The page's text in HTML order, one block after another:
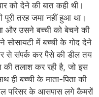
को देने की बात कही थी।
तरह जमा नहीं हुआ था।
उसने बच्ची को बेचने की
सोसायटी में बच्ची के गोद देने
से संपर्क कर पैसे की डील तय
की तलाश कर रही है, जो इस
ही बच्ची के माता-पिता की
परिसर के आसपास लगे कैमरों